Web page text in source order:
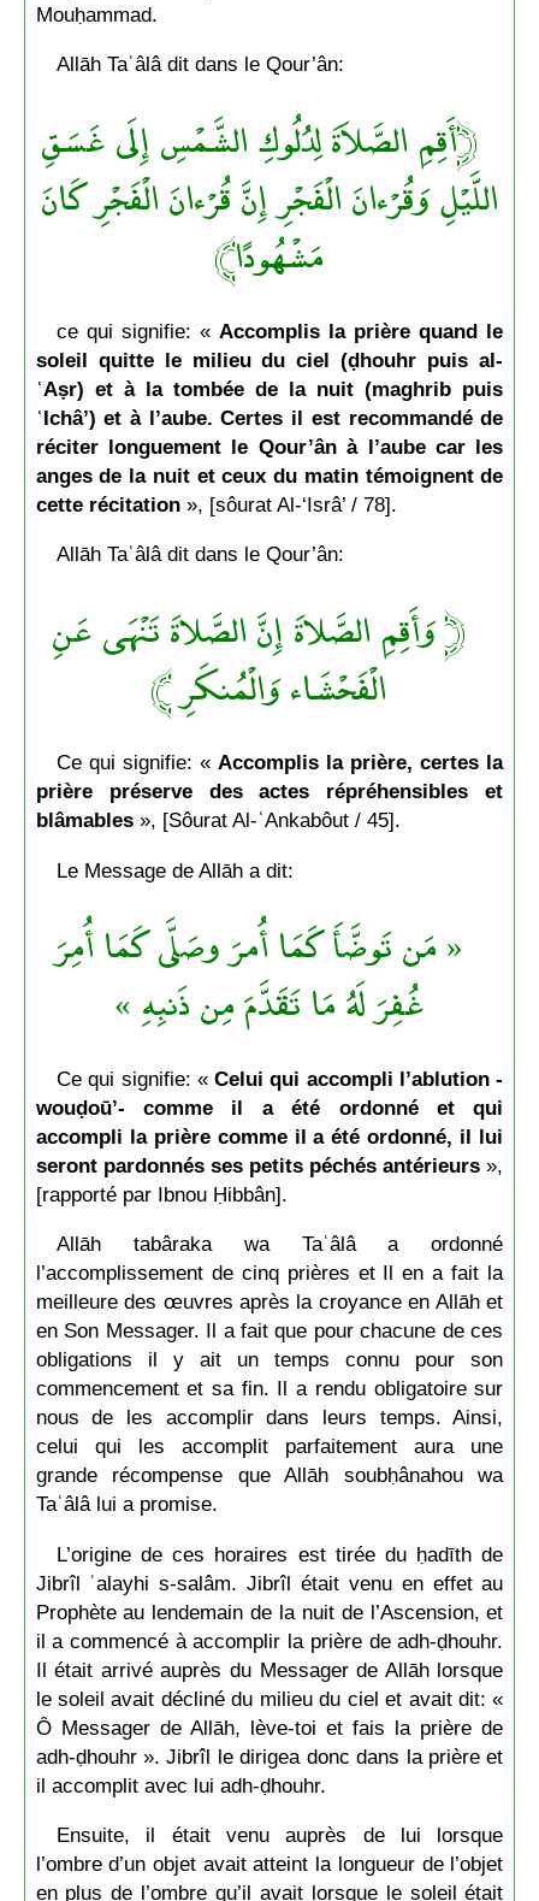
Mouḥammad.
Allāh Taʿâlâ dit dans le Qour’ân:
﴿أَقِمِ الصَّلاَةَ لِدُلُوكِ الشَّمْسِ إِلَى غَسَقِ
اللَّيْلِ وَقُرْءانَ الْفَجْرِ إِنَّ قُرْءانَ الْفَجْرِ كَانَ
مَشْهُودًا﴾
ce qui signifie: « Accomplis la prière quand le
soleil quitte le milieu du ciel (ḍhouhr puis al-
ʿAṣr) et à la tombée de la nuit (maghrib puis
ʿIchâ’) et à l’aube. Certes il est recommandé de
réciter longuement le Qour’ân à l’aube car les
anges de la nuit et ceux du matin témoignent de
cette récitation», [sôurat Al-‘Isrâ’ / 78].
Allāh Taʿâlâ dit dans le Qour’ân:
﴿ وَأَقِمِ الصَّلاةَ إِنَّ الصَّلاةَ تَنْهَى عَنِ
الْفَحْشَاء وَالْمُنكَرِ ﴾
Ce qui signifie: «Accomplis la prière, certes la
prière préserve des actes répréhensibles et
blâmables», [Sôurat Al-ʿAnkabôut / 45].
Le Message de Allāh a dit:
« مَن تَوضَّأَ كَمَا أُمرَ وصَلَّى كَمَا أُمِرَ
غُفِرَ لَهُ مَا تَقَدَّمَ مِن ذَنبِهِ »
Ce qui signifie: «Celui qui accompli l’ablution -
wouḍoū’- comme il a été ordonné et qui
accompli la prière comme il a été ordonné, il lui
seront pardonnés ses petits péchés antérieurs »,
[rapporté par Ibnou Ḥibbân].
Allāh tabâraka wa Taʿâlâ a ordonné
l’accomplissement de cinq prières et Il en a fait la
meilleure des œuvres après la croyance en Allāh et
en Son Messager. Il a fait que pour chacune de ces
obligations il y ait un temps connu pour son
commencement et sa fin. Il a rendu obligatoire sur
nous de les accomplir dans leurs temps. Ainsi,
celui qui les accomplit parfaitement aura une
grande récompense que Allāh soubḥânahou wa
Taʿâlâ lui a promise.
L’origine de ces horaires est tirée du ḥadīth de
Jibrîl ʿalayhi s-salâm. Jibrîl était venu en effet au
Prophète au lendemain de la nuit de l’Ascension, et
il a commencé à accomplir la prière de adh-ḍhouhr.
Il était arrivé auprès du Messager de Allāh lorsque
le soleil avait décliné du milieu du ciel et avait dit: «
Ô Messager de Allāh, lève-toi et fais la prière de
adh-ḍhouhr ». Jibrîl le dirigea donc dans la prière et
il accomplit avec lui adh-ḍhouhr.
Ensuite, il était venu auprès de lui lorsque
l’ombre d’un objet avait atteint la longueur de l’objet
en plus de l’ombre qu’il avait lorsque le soleil était